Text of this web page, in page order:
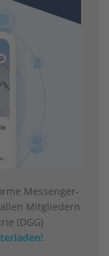
Messenger-
Mitgliedern
(DGG)